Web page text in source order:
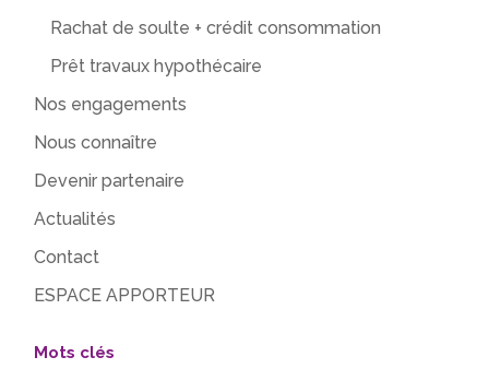
Rachat de soulte + crédit consommation
Prêt travaux hypothécaire
Nos engagements
Nous connaître
Devenir partenaire
Actualités
Contact
ESPACE APPORTEUR
Mots clés